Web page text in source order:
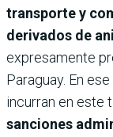
transporte y
derivados de
expresamente
Paraguay. En
incurran en este
sanciones